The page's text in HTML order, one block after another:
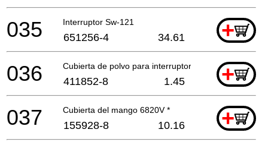
Interruptor Sw-121 +
035 651256-4 34.61
Cubierta de polvo para interruptor +
036 411852-8 1.45
Cubierta del mango 6820V * +
037 155928-8 10.16